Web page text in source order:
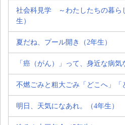
社会科見学 ～わたしたちの暮ら
生）
夏だね、プール開き（2年生）
「癌（がん）」って、身近な病気
不燃ごみと粗大ごみ「どこへ」「
明日、天気になあれ。（4年生）